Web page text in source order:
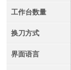
工作台数量
换刀方式
界面语言